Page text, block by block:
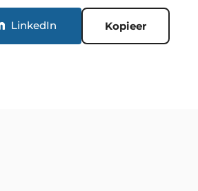
LinkedIn Kopieer